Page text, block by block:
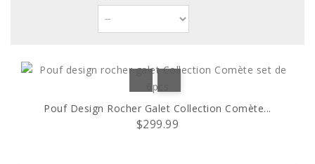
Pouf Design Rocher Galet Collection Comète...
$299.99